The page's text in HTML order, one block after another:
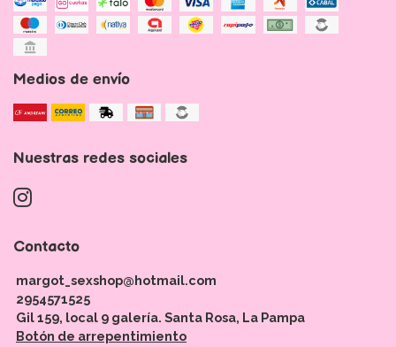
Medios de envío
Nuestras redes sociales
Contacto
margot_sexshop@hotmail.com
2954571525
Gil 159, local 9 galería. Santa Rosa, La Pampa
Botón de arrepentimiento